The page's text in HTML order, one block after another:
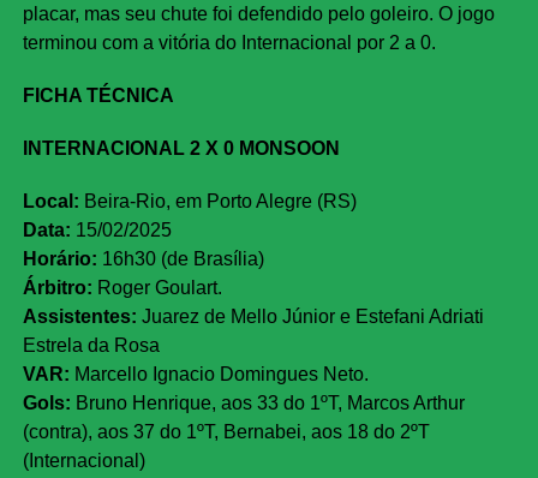
placar, mas seu chute foi defendido pelo goleiro. O jogo
terminou com a vitória do Internacional por 2 a 0.
FICHA TÉCNICA
INTERNACIONAL 2 X 0 MONSOON
Local: Beira-Rio, em Porto Alegre (RS)
Data: 15/02/2025
Horário: 16h30 (de Brasília)
Árbitro: Roger Goulart.
Assistentes: Juarez de Mello Júnior e Estefani Adriati
Estrela da Rosa
VAR: Marcello Ignacio Domingues Neto.
Gols: Bruno Henrique, aos 33 do 1ºT, Marcos Arthur
(contra), aos 37 do 1ºT, Bernabei, aos 18 do 2ºT
(Internacional)